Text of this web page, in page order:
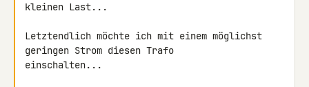
kleinen Last...
Letztendlich möchte ich mit einem möglichst
geringen Strom diesen Trafo
einschalten...